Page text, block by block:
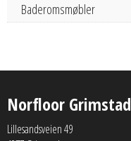
Baderomsmøbler
Norfloor Grimstad
Lillesandsveien 49